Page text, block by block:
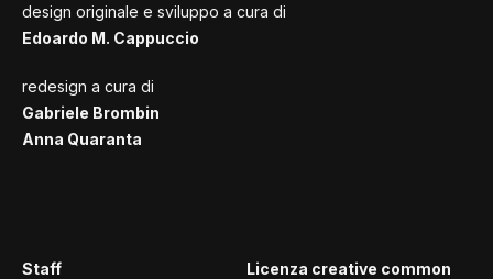
design originale e sviluppo a cura di
Edoardo M. Cappuccio
redesign a cura di
Gabriele Brombin
Anna Quaranta
Staff
Licenza creative common